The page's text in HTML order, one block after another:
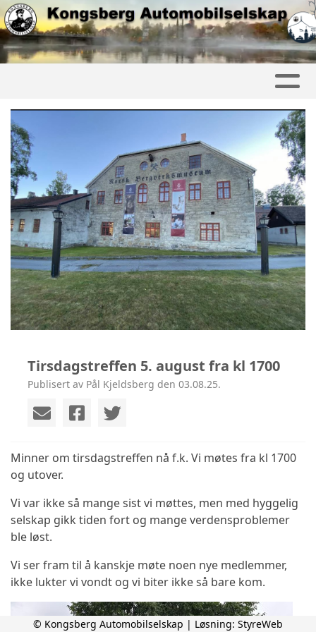
Tirsdagstreffen 5. august fra kl 1700
Publisert av Pål Kjeldsberg den 03.08.25.
Minner om tirsdagstreffen nå f.k. Vi møtes fra kl 1700
og utover.
Vi var ikke så mange sist vi møttes, men med hyggelig
selskap gikk tiden fort og mange verdensproblemer
ble løst.
Vi ser fram til å kanskje møte noen nye medlemmer,
ikke lukter vi vondt og vi biter ikke så bare kom.
© Kongsberg Automobilselskap | Løsning: StyreWeb